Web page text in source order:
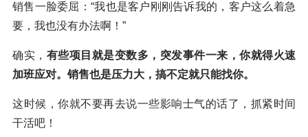
销售一脸委屈：“我也是客户刚刚告诉我的，客户这么着急
要，我也没有办法啊！”
确实， 有些项目就是变数多，突发事件一来，你就得火速
加班应对。销售也是压力大，搞不定就只能找你。
这时候，你就不要再去说一些影响士气的话了，抓紧时间
干活吧！